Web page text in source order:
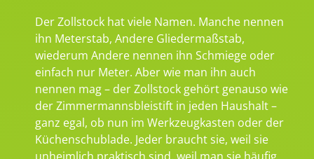
Der Zollstock hat viele Namen. Manche nennen
ihn Meterstab, Andere Gliedermaßstab,
wiederum Andere nennen ihn Schmiege oder
einfach nur Meter. Aber wie man ihn auch
nennen mag – der Zollstock gehört genauso wie
der Zimmermannsbleistift in jeden Haushalt –
ganz egal, ob nun im Werkzeugkasten oder der
Küchenschublade. Jeder braucht sie, weil sie
unheimlich praktisch sind, weil man sie häufig